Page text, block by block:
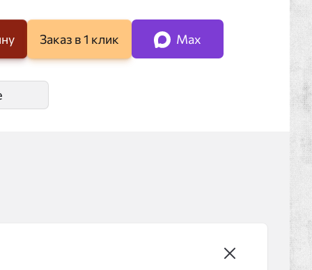
Заказ в 1 клик Max